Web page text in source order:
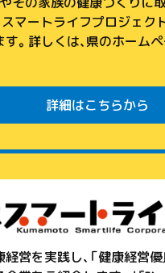
マートライフプロジェク
。詳しくは、県のホーム
詳細はこちらから
営を実践し、「健康経営